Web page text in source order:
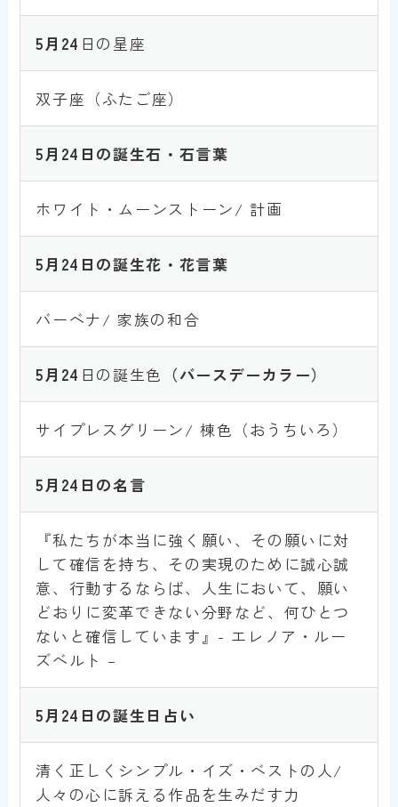
5月 24 日の星座
双子座（ふたご座）
5月 24 日の誕生石・石言葉
ホワイト・ムーンストーン/ 計画
5月 24 日の誕生花・花言葉
バーベナ/ 家族の和合
5月 24 日の誕生色 （バースデーカラー）
サイプレスグリーン/ 楝色（おうちいろ）
5月 24 日の名言
『私たちが本当に強く願い、その願いに対
して確信を持ち、その実現のために誠心誠
意、行動するならば、人生において、願い
どおりに変革できない分野など、何ひとつ
ないと確信しています』- エレノア・ルー
ズベルト –
5月 24 日の誕生日占い
清く正しくシンプル・イズ・ベストの人/
人々の心に訴える作品を生みだす力